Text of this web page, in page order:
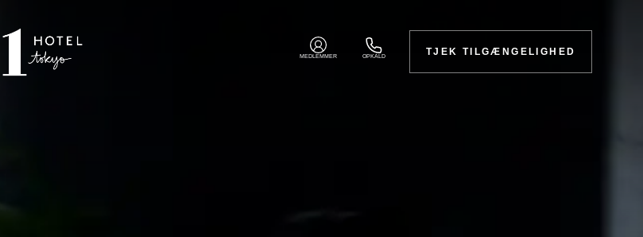
MEDLEMMER OPKALD TJEK TILGÆNGELIGHED